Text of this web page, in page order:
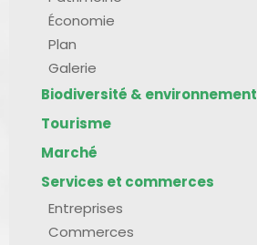
Économie
Plan
Galerie
Biodiversité & environnement
Tourisme
Marché
Services et commerces
Entreprises
Commerces